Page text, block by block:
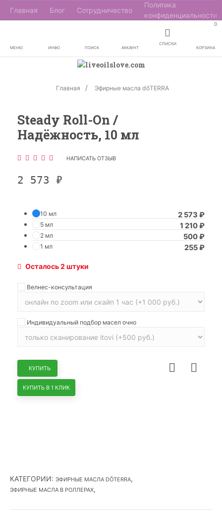
Главная Блог Сотрудничество
Политика
конфиденциальности
МЕНЮ ИНФО ПОИСК АККАУНТ
СПИСКИ
0
КОРЗИНА
Главная Эфирные масла dōTERRA
Steady Roll-On /
Надёжность, 10 мл
НАПИСАТЬ ОТЗЫВ
2 573 ₽
2 573 ₽
10 мл
1 210₽
5 мл
500₽
2 мл
255₽
1 мл
Осталось 2 штуки
Велнес-консультация
Индивидуальный подбор масел очно
КУПИТЬ
КУПИТЬ В 1 КЛИК
КАТЕГОРИИ: ЭФИРНЫЕ МАСЛА DŌTERRA,
ЭФИРНЫЕ МАСЛА В РОЛЛЕРАХ,